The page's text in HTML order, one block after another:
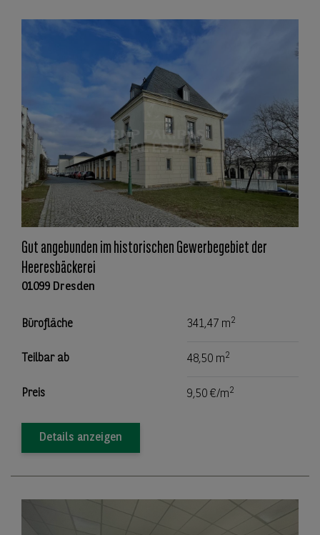
Gut angebunden im historischen Gewerbegebiet der
Heeresbäckerei
01099 Dresden
Bürofläche 341,47 m2
Teilbar ab 48,50 m2
Preis 9,50 €/m2
Details anzeigen